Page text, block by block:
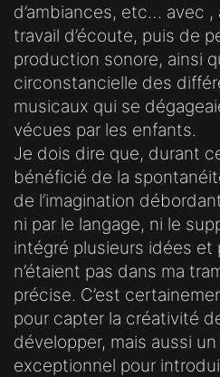
d’ambiances, etc… avec ,
travail d’écoute, puis de
production sonore, ainsi
circonstancielle des
musicaux qui se
vécues par les enfants.
Je dois dire que, durant
bénéficié de la
de l’imagination
ni par le langage, ni le
intégré plusieurs idées et
n’étaient pas dans ma
précise. C’est
pour capter la créativité
développer, mais aussi
exceptionnel pour